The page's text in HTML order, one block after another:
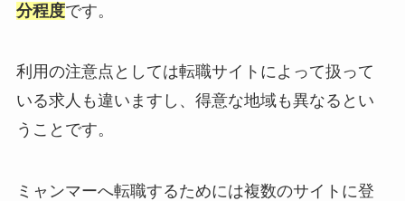
分程度です。
利用の注意点としては転職サイトによって扱って
いる求人も違いますし、得意な地域も異なるとい
うことです。
ミャンマーへ転職するためには複数のサイトに登